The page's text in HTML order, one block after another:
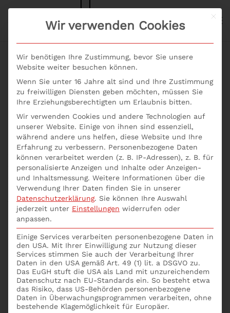
Skip to main content
Zertifizierter
Seminaranbieter
Zertifizierter Seminaranbieter Seminarqualitaet –
Zertifizierung | Förderung Weiterbildung | S+P
Seminare
Auf Seminaren des S+P Unternehmerforum
referieren Experten aus der Praxis! Berufserfahrung,
Herzblut und unternehmerisches Denken prägen
unsere Seminare: S+P Unternehmerforum:
Seminare, Inhouse Trainings und Referenten
Zertifizierter Seminaranbieter
Mit
Wir verwenden Cookies
Wir benötigen Ihre Zustimmung, bevor Sie unsere
Website weiter besuchen können.
Wenn Sie unter 16 Jahre alt sind und Ihre Zustimmung
zu freiwilligen Diensten geben möchten, müssen Sie
Ihre Erziehungsberechtigten um Erlaubnis bitten.
Wir verwenden Cookies und andere Technologien auf
unserer Website. Einige von ihnen sind essenziell,
während andere uns helfen, diese Website und Ihre
Erfahrung zu verbessern. Personenbezogene Daten
können verarbeitet werden (z. B. IP-Adressen), z. B. für
personalisierte Anzeigen und Inhalte oder Anzeigen-
und Inhaltsmessung. Weitere Informationen über die
Verwendung Ihrer Daten finden Sie in unserer
Datenschutzerklärung. Sie können Ihre Auswahl
jederzeit unter Einstellungen widerrufen oder
anpassen.
Einige Services verarbeiten personenbezogene Daten in
den USA. Mit Ihrer Einwilligung zur Nutzung dieser
Services stimmen Sie auch der Verarbeitung Ihrer
Daten in den USA gemäß Art. 49 (1) lit. a DSGVO zu.
Das EuGH stuft die USA als Land mit unzureichendem
Datenschutz nach EU-Standards ein. So besteht etwa
das Risiko, dass US-Behörden personenbezogene
Daten in Überwachungsprogrammen verarbeiten, ohne
bestehende Klagemöglichkeit für Europäer.